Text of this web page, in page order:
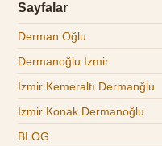
Sayfalar
Derman Oğlu
Dermanoğlu İzmir
İzmir Kemeraltı Dermanğlu
İzmir Konak Dermanoğlu
BLOG